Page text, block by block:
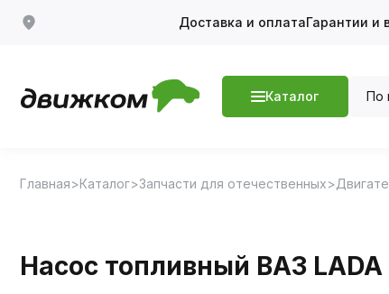
Доставка и оплатаГарантии и
Каталог По
Главная Каталог Запчасти для отечественных
Насос топливный ВАЗ